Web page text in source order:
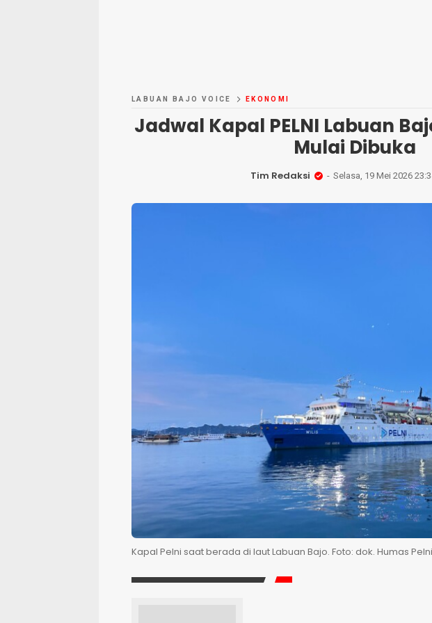
LABUAN BAJO VOICE EKONOMI
Jadwal Kapal PELNI Labuan
Mulai Dibuka
Tim Redaksi Selasa, 19 Mei 2026
Kapal Pelni saat berada di laut Labuan Bajo. Foto: dok. Humas